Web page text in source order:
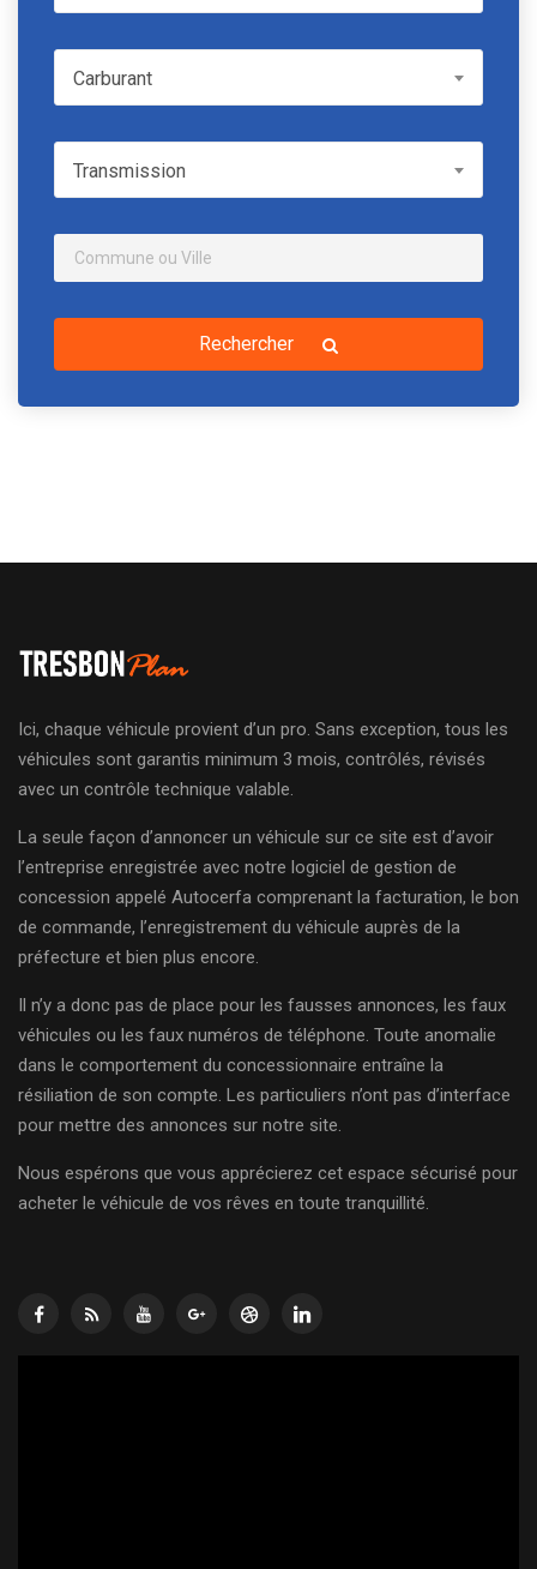
CarburantCarburant
TransmissionTransmission
Rechercher
Ici, chaque véhicule provient d’un pro. Sans exception, tous les
véhicules sont garantis minimum 3 mois, contrôlés, révisés
avec un contrôle technique valable.
La seule façon d’annoncer un véhicule sur ce site est d’avoir
l’entreprise enregistrée avec notre logiciel de gestion de
concession appelé Autocerfa comprenant la facturation, le bon
de commande, l’enregistrement du véhicule auprès de la
préfecture et bien plus encore.
Il n’y a donc pas de place pour les fausses annonces, les faux
véhicules ou les faux numéros de téléphone. Toute anomalie
dans le comportement du concessionnaire entraîne la
résiliation de son compte. Les particuliers n’ont pas d’interface
pour mettre des annonces sur notre site.
Nous espérons que vous apprécierez cet espace sécurisé pour
acheter le véhicule de vos rêves en toute tranquillité.